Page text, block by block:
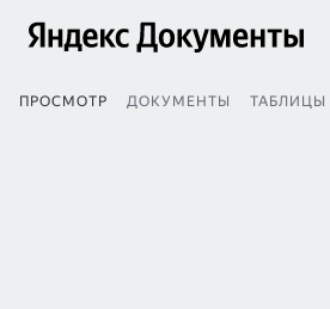
ПРОСМОТР ДОКУМЕНТЫ ТАБЛИЦЫ